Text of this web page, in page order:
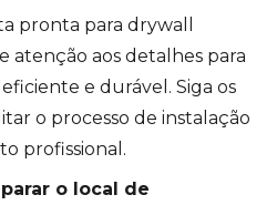
pronta para drywall
atenção aos detalhes para
e durável. Siga os
o processo de instalação
profissional.
o local de